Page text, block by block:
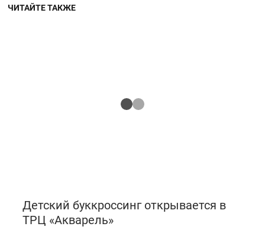
ЧИТАЙТЕ ТАКЖЕ
Детский буккроссинг открывается в
ТРЦ «Акварель»